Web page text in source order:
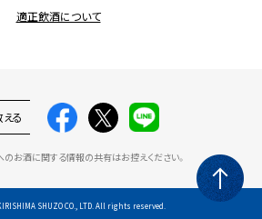
適正飲酒について
る
お酒に関する情報の共有はお控えください。
SHUZO CO., LTD. All rights reserved.